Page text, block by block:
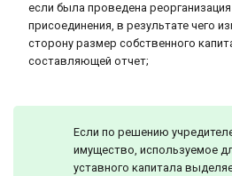
если была проведена
присоединения, в результате чего
сторону размер собственного
составляющей отчет;
Если по решению
имущество, используемое
уставного капитала